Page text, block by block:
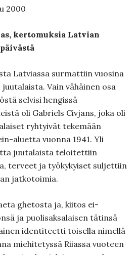
2000
kertomuksia Latvian
Latviassa surmattiin vuosina
Vain vähäinen osa
selvisi hengissä
oli Gabriels Civjans, joka oli
ryhtyivät tekemään
aluetta vuonna 1941. Yli
juutalaista teloitettiin
terveet ja työkykyiset suljettiin
jatkotoimia.
ghetosta ja, kiitos ei-
ja puolisaksalaisen tätinsä
identiteetti toisella nimellä
miehitetyssä Riiassa vuoteen